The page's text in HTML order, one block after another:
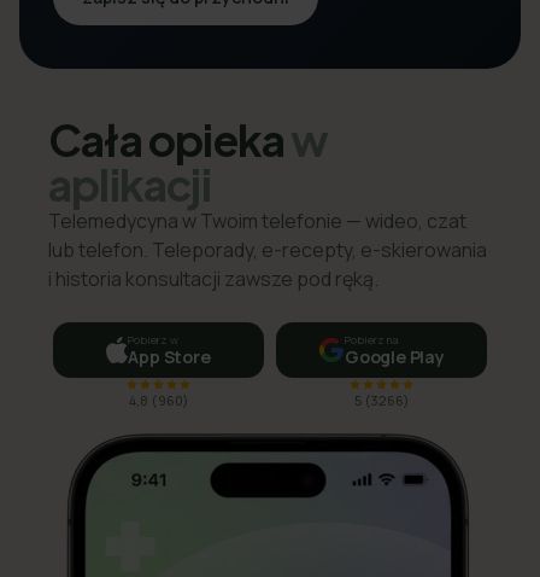
Cała opiekaw
aplikacji
Telemedycyna w Twoim telefonie — wideo, czat
lub telefon. Teleporady, e-recepty, e-skierowania
i historia konsultacji zawsze pod ręką.
Pobierz w
App Store
4,8 ( 960)
Pobierz na
Google Play
5 (3266)